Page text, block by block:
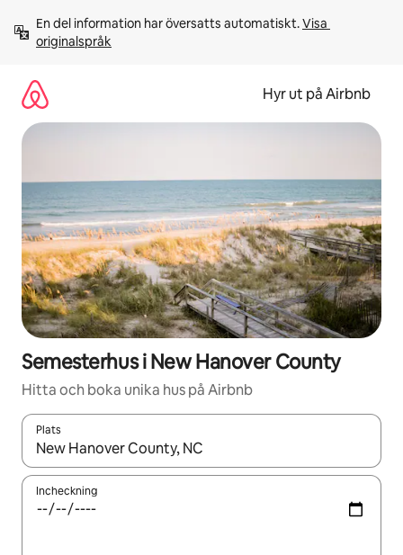
innehåll
En del information har översatts automatiskt. Visa
originalspråk
Hyr ut på Airbnb
Semesterhus i New Hanover County
Hitta och boka unika hus på Airbnb
Plats
När resultaten är tillgängliga kan du navigera med upp- och
Incheckning